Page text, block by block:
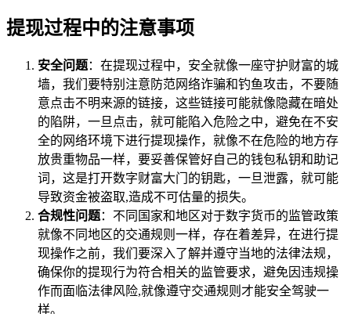
提现过程中的注意事项
安全问题：在提现过程中，安全就像一座守护财富的城
墙，我们要特别注意防范网络诈骗和钓鱼攻击，不要随
意点击不明来源的链接，这些链接可能就像隐藏在暗处
的陷阱，一旦点击，就可能陷入危险之中，避免在不安
全的网络环境下进行提现操作，就像不在危险的地方存
放贵重物品一样，要妥善保管好自己的钱包私钥和助记
词，这是打开数字财富大门的钥匙，一旦泄露，就可能
导致资金被盗取,造成不可估量的损失。
合规性问题：不同国家和地区对于数字货币的监管政策
就像不同地区的交通规则一样，存在着差异，在进行提
现操作之前，我们要深入了解并遵守当地的法律法规，
确保你的提现行为符合相关的监管要求，避免因违规操
作而面临法律风险,就像遵守交通规则才能安全驾驶一
样。